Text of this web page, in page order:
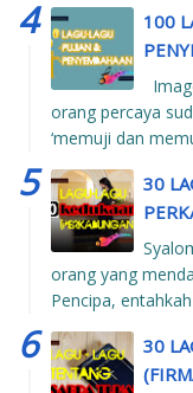
100
orang percaya
‘memuji dan
30
orang yang
Pencipa,
30